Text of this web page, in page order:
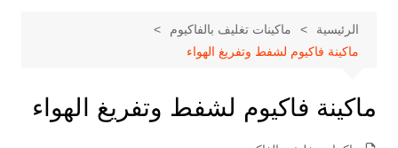
الرئيسية
ماكينات تغليف بالفاكيوم
ماكينة فاكيوم لشفط وتفريغ الهواء
ماكينة فاكيوم لشفط وتفريغ الهواء